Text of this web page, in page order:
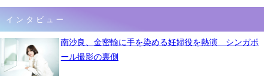
インタビュー
南沙良、金密輸に手を染める妊婦役を熱演 シンガポ
ール撮影の裏側